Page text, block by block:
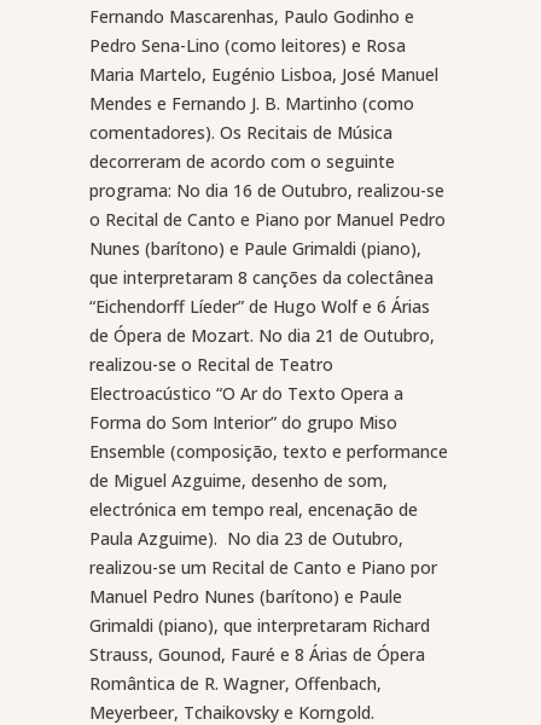
Fernando Mascarenhas, Paulo Godinho e
Pedro Sena-Lino (como leitores) e Rosa
Maria Martelo, Eugénio Lisboa, José Manuel
Mendes e Fernando J. B. Martinho (como
comentadores). Os Recitais de Música
decorreram de acordo com o seguinte
programa: No dia 16 de Outubro, realizou-se
o Recital de Canto e Piano por Manuel Pedro
Nunes (barítono) e Paule Grimaldi (piano),
que interpretaram 8 canções da colectânea
“Eichendorff Líeder” de Hugo Wolf e 6 Árias
de Ópera de Mozart. No dia 21 de Outubro,
realizou-se o Recital de Teatro
Electroacústico “O Ar do Texto Opera a
Forma do Som Interior” do grupo Miso
Ensemble (composição, texto e performance
de Miguel Azguime, desenho de som,
electrónica em tempo real, encenação de
Paula Azguime). No dia 23 de Outubro,
realizou-se um Recital de Canto e Piano por
Manuel Pedro Nunes (barítono) e Paule
Grimaldi (piano), que interpretaram Richard
Strauss, Gounod, Fauré e 8 Árias de Ópera
Romântica de R. Wagner, Offenbach,
Meyerbeer, Tchaikovsky e Korngold.